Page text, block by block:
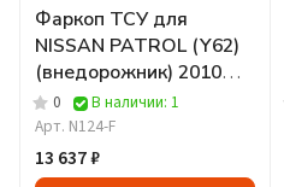
Фаркоп ТСУ для
NISSAN PATROL (Y62)
(внедорожник) 2010
-...F
0
В наличии: 1
Арт. N124-F
13 637 ₽